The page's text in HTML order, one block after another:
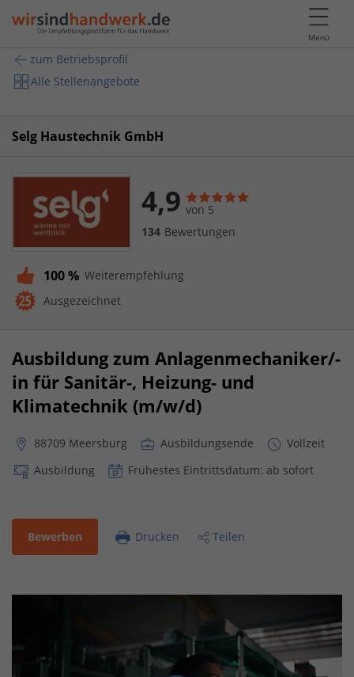
Menü
zum Betriebsprofil
Alle Stellenangebote
Selg Haustechnik GmbH
4,9 von 5
134 Bewertungen
100 % Weiterempfehlung
Ausgezeichnet
Ausbildung zum Anlagenmechaniker/-
in für Sanitär-, Heizung- und
Klimatechnik (m/w/d)
88709 Meersburg Ausbildungsende
Vollzeit
Ausbildung
Frühestes Eintrittsdatum: ab sofort
Bewerben Drucken Teilen